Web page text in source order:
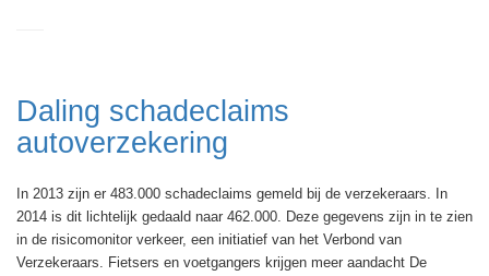
Daling schadeclaims
autoverzekering
In 2013 zijn er 483.000 schadeclaims gemeld bij de verzekeraars. In
2014 is dit lichtelijk gedaald naar 462.000. Deze gegevens zijn in te zien
in de risicomonitor verkeer, een initiatief van het Verbond van
Verzekeraars. Fietsers en voetgangers krijgen meer aandacht De